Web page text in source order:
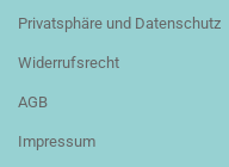
Privatsphäre und Datenschutz
Widerrufsrecht
AGB
Impressum